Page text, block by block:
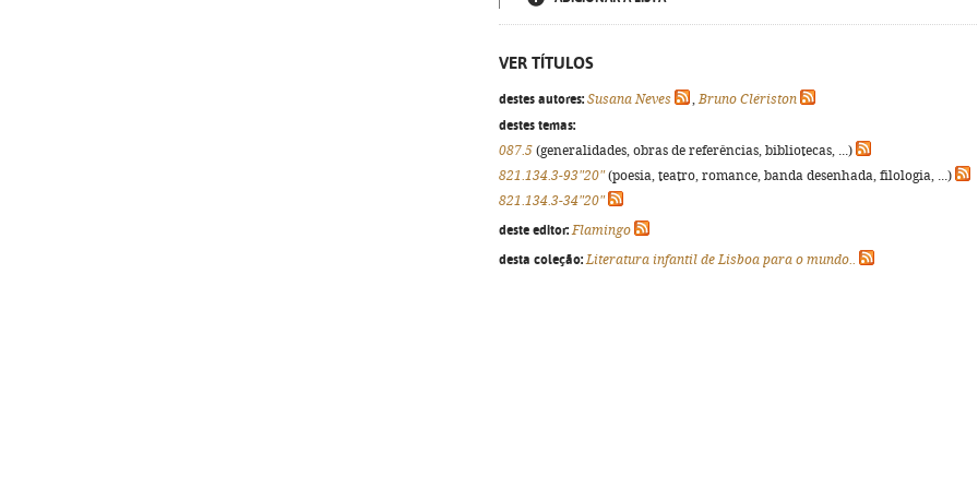
VER TÍTULOS
destes autores: Susana Neves ,Bruno Clériston
destes temas:
087.5 (generalidades, obras de referências, bibliotecas, ...)
821.134.3-93"20"(poesia, teatro, romance, banda desenhada, filologia, ...)
821.134.3-34"20"
deste editor: Flamingo
desta coleção: Literatura infantil de Lisboa para o mundo..